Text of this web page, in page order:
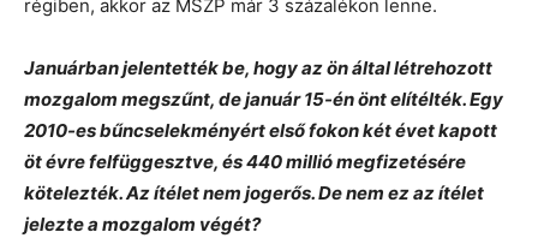
régiben, akkor az MSZP már 3 százalékon lenne.
Januárban jelentették be, hogy az ön által létrehozott
mozgalom megszűnt, de január 15-én önt elítélték. Egy
2010-es bűncselekményért első fokon két évet kapott
öt évre felfüggesztve, és 440 millió megfizetésére
kötelezték. Az ítélet nem jogerős. De nem ez az ítélet
jelezte a mozgalom végét?